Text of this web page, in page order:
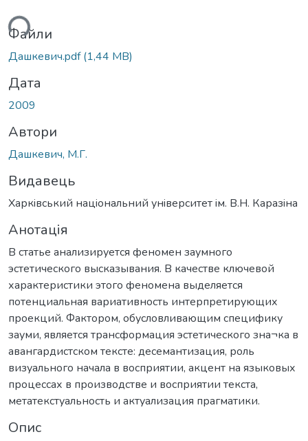
Файли
Дашкевич.pdf(1,44 MB)
Дата
2009
Автори
Дашкевич, М.Г.
Видавець
Харкiвський нацiональний унiверситет iм. В.Н. Каразiна
Анотація
В статье анализируется феномен заумного
эстетического высказывания. В качестве ключевой
характеристики этого феномена выделяется
потенциальная вариативность интерпретирующих
проекций. Фактором, обусловливающим специфику
зауми, является трансформация эстетического зна¬ка в
авангардистском тексте: десемантизация, роль
визуального начала в восприятии, акцент на языковых
процессах в производстве и восприятии текста,
метатекстуальность и актуализация прагматики.
Опис